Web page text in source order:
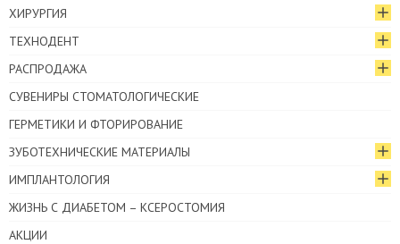
ХИРУРГИЯ
ТЕХНОДЕНТ
РАСПРОДАЖА
СУВЕНИРЫ СТОМАТОЛОГИЧЕСКИЕ
ГЕРМЕТИКИ И ФТОРИРОВАНИЕ
ЗУБОТЕХНИЧЕСКИЕ МАТЕРИАЛЫ
ИМПЛАНТОЛОГИЯ
ЖИЗНЬ С ДИАБЕТОМ – КСЕРОСТОМИЯ
АКЦИИ